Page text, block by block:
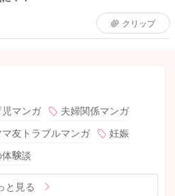
クリップ
マンガ
夫婦関係マンガ
マ友トラブルマンガ
妊娠
験談
と見る